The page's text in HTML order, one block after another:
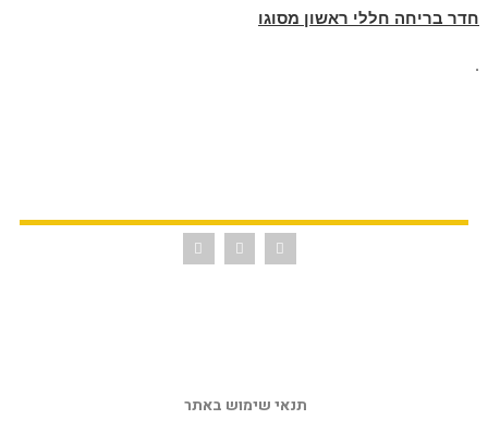
חדר בריחה חללי ראשון מסוגו
.
תנאי שימוש באתר